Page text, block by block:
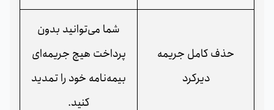
حذف کامل جریمه
دیرکرد
شما می‌توانید بدون
پرداخت هیچ جریمه‌ای
بیمه‌نامه خود را تمدید
کنید.